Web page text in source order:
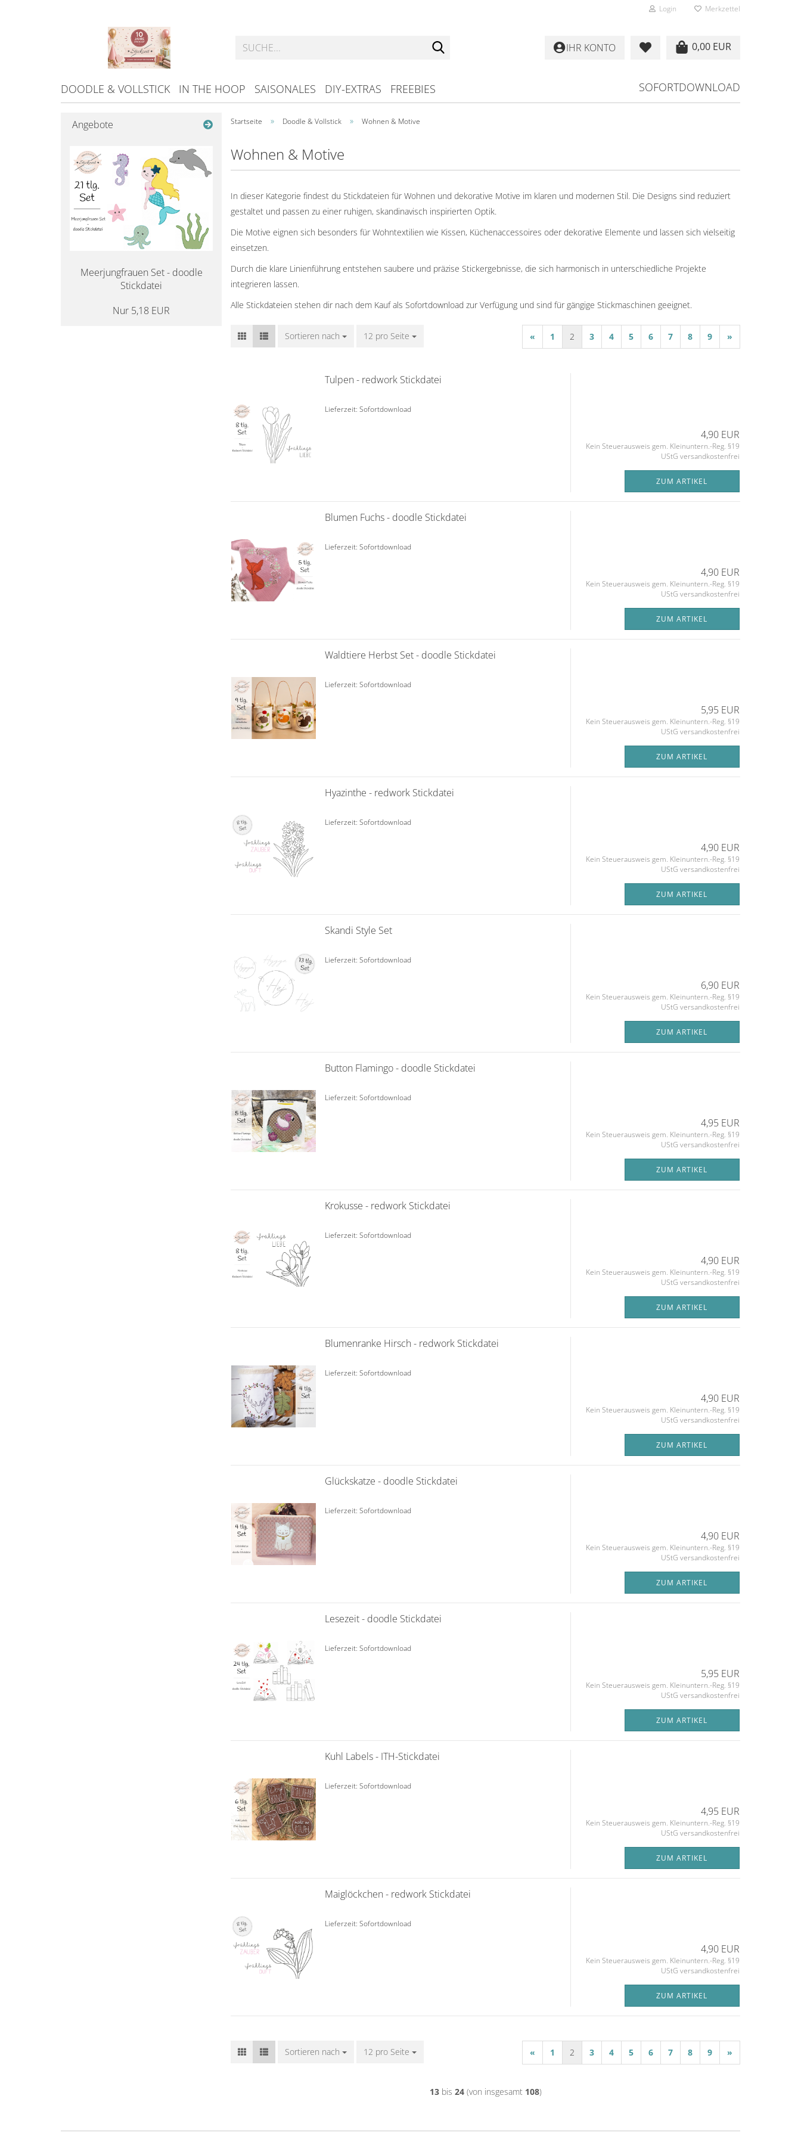
Login Merkzettel
0,00 EUR
IHR KONTO
DOODLE & VOLLSTICK IN THE HOOP SAISONALES DIY-EXTRAS FREEBIES SOFORTDOWNLOAD
Startseite » Doodle & Vollstick » Wohnen & Motive
Wohnen & Motive
In dieser Kategorie findest du Stickdateien für Wohnen und dekorative Motive im klaren und modernen Stil. Die Designs sind reduziert
gestaltet und passen zu einer ruhigen, skandinavisch inspirierten Optik.
Die Motive eignen sich besonders für Wohntextilien wie Kissen, Küchenaccessoires oder dekorative Elemente und lassen sich vielseitig
einsetzen.
Durch die klare Linienführung entstehen saubere und präzise Stickergebnisse, die sich harmonisch in unterschiedliche Projekte
integrieren lassen.
Alle Stickdateien stehen dir nach dem Kauf als Sofortdownload zur Verfügung und sind für gängige Stickmaschinen geeignet.
Sortieren nach
Sortieren nach 12 pro Seite
pro Seite « 1 2 3 4 5 6 7 8 9 »
Tulpen - redwork Stickdatei
Lieferzeit: Sofortdownload
4,90 EUR
Kein Steuerausweis gem. Kleinuntern.-Reg. §19
UStG versandkostenfrei
ZUM ARTIKEL
Blumen Fuchs - doodle Stickdatei
Lieferzeit: Sofortdownload
4,90 EUR
Kein Steuerausweis gem. Kleinuntern.-Reg. §19
UStG versandkostenfrei
ZUM ARTIKEL
Waldtiere Herbst Set - doodle Stickdatei
Lieferzeit: Sofortdownload
5,95 EUR
Kein Steuerausweis gem. Kleinuntern.-Reg. §19
UStG versandkostenfrei
ZUM ARTIKEL
Hyazinthe - redwork Stickdatei
Lieferzeit: Sofortdownload
4,90 EUR
Kein Steuerausweis gem. Kleinuntern.-Reg. §19
UStG versandkostenfrei
ZUM ARTIKEL
Skandi Style Set
Lieferzeit: Sofortdownload
6,90 EUR
Kein Steuerausweis gem. Kleinuntern.-Reg. §19
UStG versandkostenfrei
ZUM ARTIKEL
Button Flamingo - doodle Stickdatei
Lieferzeit: Sofortdownload
4,95 EUR
Kein Steuerausweis gem. Kleinuntern.-Reg. §19
UStG versandkostenfrei
ZUM ARTIKEL
Krokusse - redwork Stickdatei
Lieferzeit: Sofortdownload
4,90 EUR
Kein Steuerausweis gem. Kleinuntern.-Reg. §19
UStG versandkostenfrei
ZUM ARTIKEL
Blumenranke Hirsch - redwork Stickdatei
Lieferzeit: Sofortdownload
4,90 EUR
Kein Steuerausweis gem. Kleinuntern.-Reg. §19
UStG versandkostenfrei
ZUM ARTIKEL
Glückskatze - doodle Stickdatei
Lieferzeit: Sofortdownload
4,90 EUR
Kein Steuerausweis gem. Kleinuntern.-Reg. §19
UStG versandkostenfrei
ZUM ARTIKEL
Lesezeit - doodle Stickdatei
Lieferzeit: Sofortdownload
5,95 EUR
Kein Steuerausweis gem. Kleinuntern.-Reg. §19
UStG versandkostenfrei
ZUM ARTIKEL
Kuhl Labels - ITH-Stickdatei
Lieferzeit: Sofortdownload
4,95 EUR
Kein Steuerausweis gem. Kleinuntern.-Reg. §19
UStG versandkostenfrei
ZUM ARTIKEL
Maiglöckchen - redwork Stickdatei
Lieferzeit: Sofortdownload
4,90 EUR
Kein Steuerausweis gem. Kleinuntern.-Reg. §19
UStG versandkostenfrei
ZUM ARTIKEL
Sortieren nach
Sortieren nach 12 pro Seite
pro Seite « 1 2 3 4 5 6 7 8 9 »
13bis 24(von insgesamt 108)
Angebote
Meerjungfrauen Set - doodle
Stickdatei
Nur 5,18 EUR